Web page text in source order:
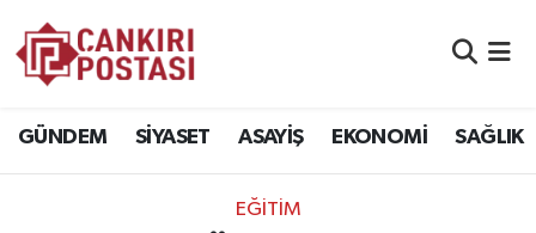
GÜNDEM SİYASET ASAYİŞ EKONOMİ SAĞLIK
EĞİTİM